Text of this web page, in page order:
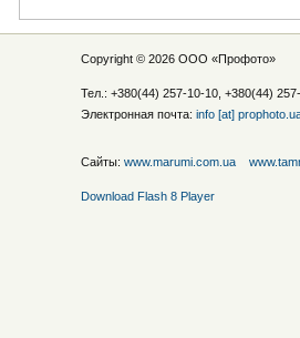
Copyright © 2026 ООО «Профото»
Тел.: +380(44) 257-10-10, +380(44)
Электронная почта: info [at]
Сайты: www.marumi.com.ua
Download Flash 8 Player